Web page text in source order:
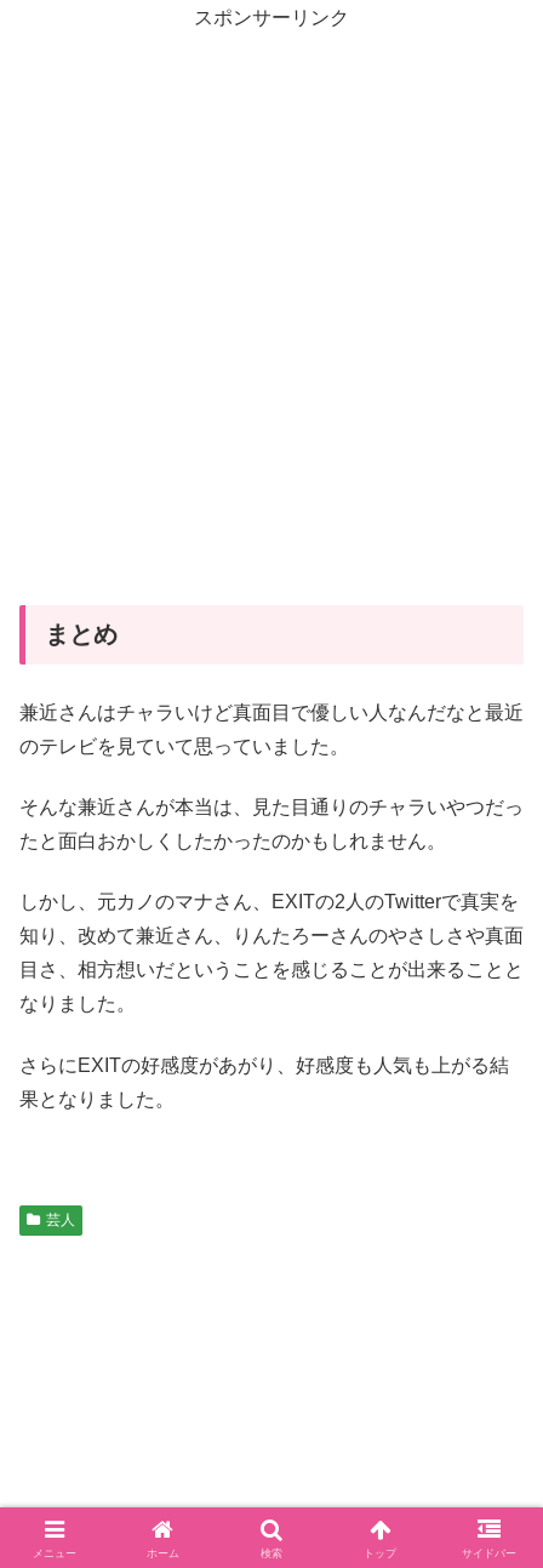
スポンサーリンク
まとめ
兼近さんはチャラいけど真面目で優しい人なんだなと最近
のテレビを見ていて思っていました。
そんな兼近さんが本当は、見た目通りのチャラいやつだっ
たと面白おかしくしたかったのかもしれません。
しかし、元カノのマナさん、EXITの2人のTwitterで真実を
知り、改めて兼近さん、りんたろーさんのやさしさや真面
目さ、相方想いだということを感じることが出来ることと
なりました。
さらにEXITの好感度があがり、好感度も人気も上がる結
果となりました。
芸人
メニュー ホーム 検索 トップ サイドバー